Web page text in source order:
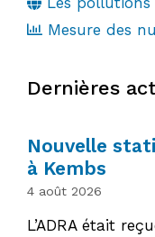
Mesure des
Dernières
Nouvelle
à Kembs
4 août 2026
L’ADRA était